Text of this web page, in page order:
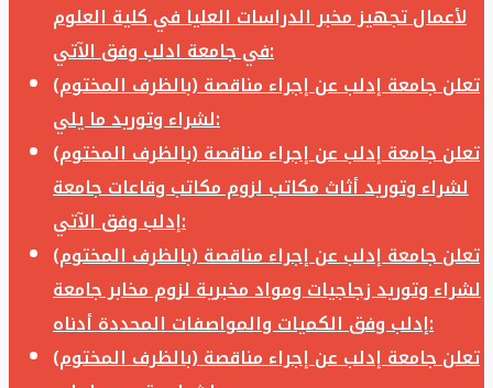
لأعمال تجهيز مخبر الدراسات العليا في كلية العلوم
في جامعة ادلب وفق الآتي:
تعلن جامعة إدلب عن إجراء مناقصة (بالظرف المختوم)
لشراء وتوريد ما يلي:
تعلن جامعة إدلب عن إجراء مناقصة (بالظرف المختوم)
لشراء وتوريد أثاث مكاتب لزوم مكاتب وقاعات جامعة
إدلب وفق الآتي:
تعلن جامعة إدلب عن إجراء مناقصة (بالظرف المختوم)
لشراء وتوريد زجاجيات ومواد مخبرية لزوم مخابر جامعة
إدلب وفق الكميات والمواصفات المحددة أدناه:
تعلن جامعة إدلب عن إجراء مناقصة (بالظرف المختوم)